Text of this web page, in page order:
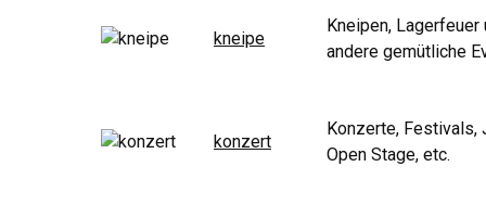
kneipe
Kneipen, Lagerfeuer
andere gemütliche
konzert
Konzerte, Festivals,
Open Stage, etc.